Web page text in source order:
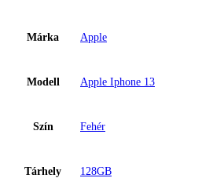
Márka Apple
Modell Apple Iphone 13
Szín Fehér
Tárhely 128GB